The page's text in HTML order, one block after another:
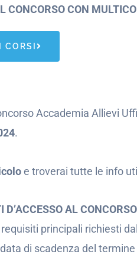
CONCORSO CON
Accademia Allievi
.
e troverai tutte le info
AL CONCORSO
principali richiesti
di scadenza del